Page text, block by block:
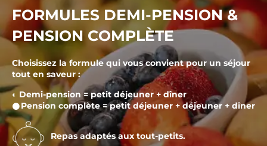
FORMULES DEMI-PENSION &
PENSION COMPLÈTE
Choisissez la formule qui vous convient pour un séjour
tout en saveur :
◐ Demi-pension = petit déjeuner + dîner
𒊹Pension complète = petit déjeuner + déjeuner + dîner
Repas adaptés aux tout-petits.